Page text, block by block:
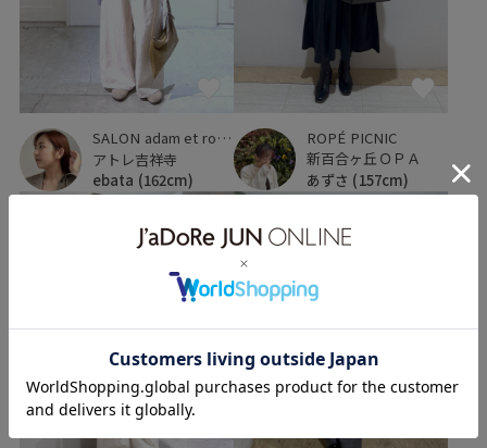
SALON adam et ropé
アトレ吉祥寺
ebata (162cm)
ROPÉ PICNIC
新百合ヶ丘ＯＰＡ
あずさ (157cm)